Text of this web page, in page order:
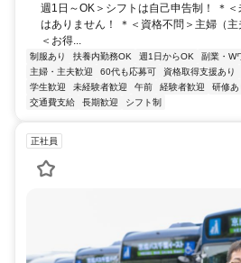
週1日～OK＞シフトは自己申告制！ ＊
はありません！ ＊＜資格不問＞主婦（
＜お得...
制服あり 扶養内勤務OK 週1日からOK 副業・W
主婦・主夫歓迎
60代も応募可 資格取得支援あり
学生歓迎
未経験者歓迎 午前 経験者歓迎 研修あ
交通費支給
長期歓迎 シフト制
正社員